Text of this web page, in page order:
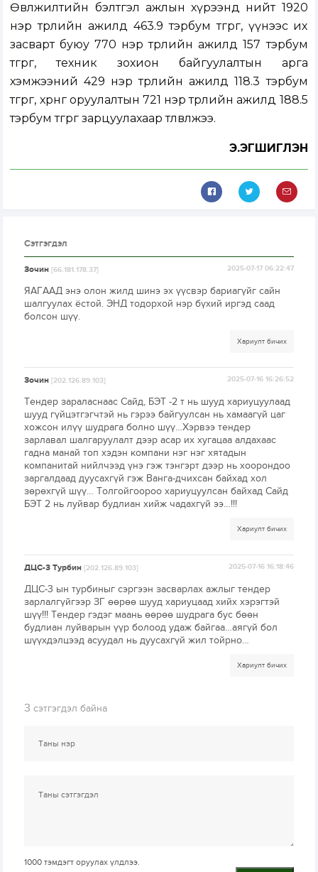
Өвөлжилтийн бэлтгэл ажлын хүрээнд нийт 1920
нэр төрлийн ажилд 463.9 тэрбум төгрөг, үүнээс их
засварт буюу 770 нэр төрлийн ажилд 157 тэрбум
төгрөг, техник зохион байгуулалтын арга
хэмжээний 429 нэр төрлийн ажилд 118.3 тэрбум
төгрөг, хөрөнгө оруулалтын 721 нэр төрлийн ажилд 188.5
тэрбум төгрөг зарцуулахаар төлөвлөжээ.
Э.ЭГШИГЛЭН
Сэтгэгдэл
Зочин[66.181.178.37] 2025-07-17 06:22:47
ЯАГААД энэ олон жилд шинэ эх үүсвэр бариагүйг сайн
шалгуулах ёстой. ЭНД тодорхой нэр бүхий иргэд саад
болсон шүү.
Хариулт бичих
Зочин[202.126.89.103] 2025-07-16 16:26:52
Тендер зараласнаас Сайд, БЭТ -2 т нь шууд хариуцуулаад
шууд гүйцэтгэгчтэй нь гэрээ байгуулсан нь хамаагүй цаг
хожсон илүү шудрага болно шүү…Хэрвээ тендер
зарлавал шалгаруулалт дээр асар их хугацаа алдахаас
гадна манай топ хэдэн компани нэг нэг хятадын
компанитай нийлчээд үнэ гэж тэнгэрт дээр нь хоорондоо
заргалдаад дуусахгүй гэж Ванга-дчихсан байхад хол
зөрөхгүй шүү… Толгойгоороо хариуцуулсан байхад Сайд
БЭТ 2 нь луйвар будлиан хийж чадахгүй ээ…!!!
Хариулт бичих
ДЦС-3 Турбин[202.126.89.103] 2025-07-16 16:18:46
ДЦС-3 ын турбиныг сэргээн засварлах ажлыг тендер
зарлалгүйгээр ЗГ өөрөө шууд хариуцаад хийх хэрэгтэй
шүү!!! Тендер гэдэг маань өөрөө шудрага бус бөөн
будлиан луйварын үүр болоод удаж байгаа…аягүй бол
шүүхдэлцээд асуудал нь дуусахгүй жил тойрно…
Хариулт бичих
3 сэтгэгдэл байна
1000 тэмдэгт оруулах үлдлээ.